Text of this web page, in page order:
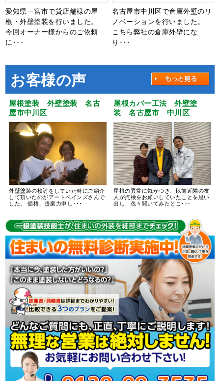
愛知県一宮市で貸店舗様の屋
根・外壁塗装を行いました。
今回オーナー様からのご依頼
に･･･
名古屋市中川区で倉庫外壁のリ
ノベーションを行いました。
こちら弊社の倉庫外壁にな
り･･･
お客様の声
屋根塗装 外壁塗装 名古
屋市中川区
外壁塗装の検討をしていた時にご紹介
して頂いたのがアートペインズさんで
した。 価格、提案力申し･･･
屋根カバー工法 外壁塗
装 名古屋市 中川区
屋根の異常に気がつき、以前近隣の友
人が点検をお願いしていたことを思い
出し、色々聞いてみたとこ･･･